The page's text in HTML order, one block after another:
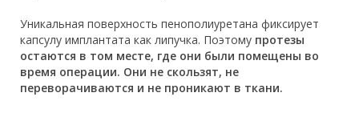
Уникальная поверхность пенополиуретана фиксирует
капсулу имплантата как липучка. Поэтому протезы
остаются в том месте, где они были помещены во
время операции. Они не скользят, не
переворачиваются и не проникают в ткани.